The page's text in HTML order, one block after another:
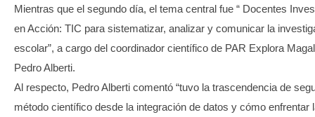
Mientras que el segundo día, el tema central fue “ Docentes
en Acción: TIC para sistematizar, analizar y comunicar la
escolar”, a cargo del coordinador científico de PAR Explora
Pedro Alberti.
Al respecto, Pedro Alberti comentó “tuvo la trascendencia de
método científico desde la integración de datos y cómo enfrentar